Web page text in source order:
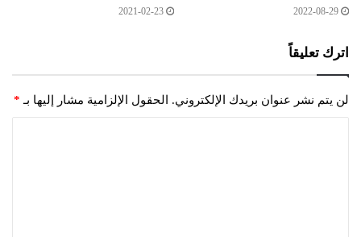
2022-08-29
2021-02-23
اترك تعليقاً
لن يتم نشر عنوان بريدك الإلكتروني. الحقول الإلزامية مشار إليها بـ *